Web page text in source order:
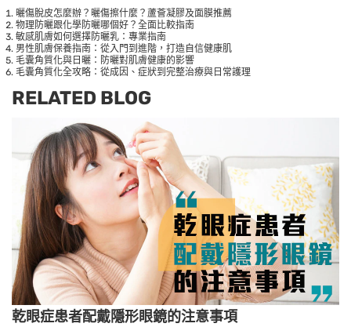
曬傷脫皮怎麼辦？曬傷擦什麼？蘆薈凝膠及面膜推薦
物理防曬跟化學防曬哪個好？全面比較指南
敏感肌膚如何選擇防曬乳：專業指南
男性肌膚保養指南：從入門到進階，打造自信健康肌
毛囊角質化與日曬：防曬對肌膚健康的影響
毛囊角質化全攻略：從成因、症狀到完整治療與日常護理
RELATED BLOG
乾眼症患者配戴隱形眼鏡的注意事項